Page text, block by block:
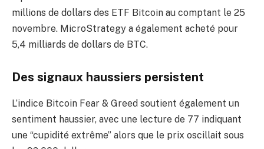
millions de dollars des ETF Bitcoin au comptant le 25
novembre. MicroStrategy a également acheté pour
5,4 milliards de dollars de BTC.
Des signaux haussiers persistent
L’indice Bitcoin Fear & Greed soutient également un
sentiment haussier, avec une lecture de 77 indiquant
une “cupidité extrême” alors que le prix oscillait sous